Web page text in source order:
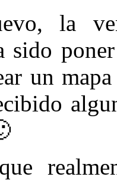
la
sido
un